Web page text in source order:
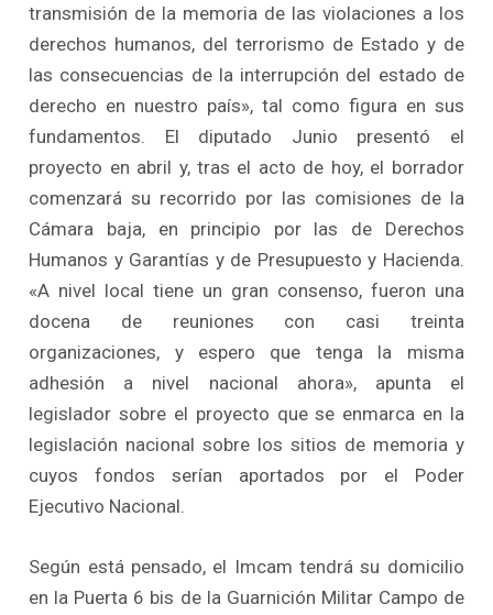
transmisión de la memoria de las violaciones a los
derechos humanos, del terrorismo de Estado y de
las consecuencias de la interrupción del estado de
derecho en nuestro país», tal como figura en sus
fundamentos. El diputado Junio presentó el
proyecto en abril y, tras el acto de hoy, el borrador
comenzará su recorrido por las comisiones de la
Cámara baja, en principio por las de Derechos
Humanos y Garantías y de Presupuesto y Hacienda.
«A nivel local tiene un gran consenso, fueron una
docena de reuniones con casi treinta
organizaciones, y espero que tenga la misma
adhesión a nivel nacional ahora», apunta el
legislador sobre el proyecto que se enmarca en la
legislación nacional sobre los sitios de memoria y
cuyos fondos serían aportados por el Poder
Ejecutivo Nacional.
Según está pensado, el Imcam tendrá su domicilio
en la Puerta 6 bis de la Guarnición Militar Campo de